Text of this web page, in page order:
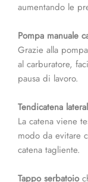
aumentando le
Pompa manuale
Grazie alla
al carburatore,
pausa di lavoro.
Tendicatena
La catena viene
modo da evitare
catena tagliente.
Tappo serbatoio